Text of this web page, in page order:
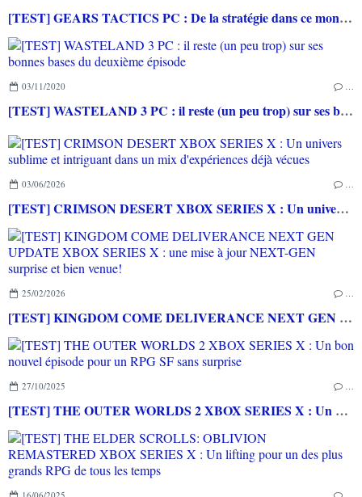
[TEST] GEARS TACTICS PC : De la stratégie dans ce monde de brutes...
03/11/2020
[TEST] WASTELAND 3 PC : il reste (un peu trop) sur ses bonnes bases du deuxième épisode
03/06/2026
[TEST] CRIMSON DESERT XBOX SERIES X : Un univers sublime et intriguant dans un mix d'expériences déjà vécues
25/02/2026
[TEST] KINGDOM COME DELIVERANCE NEXT GEN UPDATE XBOX SERIES X : une mise à jour NEXT-GEN surprise et bien venue!
27/10/2025
[TEST] THE OUTER WORLDS 2 XBOX SERIES X : Un bon nouvel épisode pour un RPG SF sans surprise